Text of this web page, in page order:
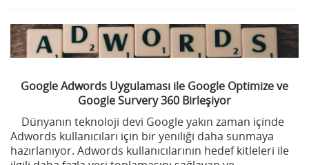
Google Adwords Uygulaması ile Google Optimize ve
Google Survery 360 Birleşiyor
Dünyanın teknoloji devi Google yakın zaman içinde
Adwords kullanıcıları için bir yeniliği daha sunmaya
hazırlanıyor. Adwords kullanıcılarının hedef kitleleri ile